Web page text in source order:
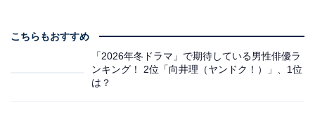
こちらもおすすめ
「2026年冬ドラマ」で期待している男性俳優ラ
ンキング！ 2位「向井理（ヤンドク！）」、1位
は？